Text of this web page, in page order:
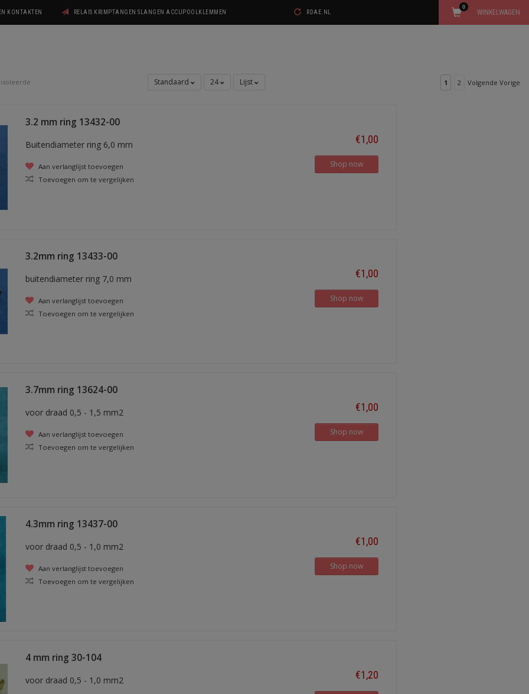
KONTAKTEN RELAIS KRIMPTANGEN SLANGEN ACCUPOOLKLEMMEN RDAE.NL WINKELWAGEN
0
Standaard 24 Lijst 1 2 Volgende Vorige
3.2 mm ring 13432-00
Buitendiameter ring 6,0 mm
Aan verlanglijst toevoegen
Toevoegen om te vergelijken
€1,00
Shop now
3.2mm ring 13433-00
buitendiameter ring 7,0 mm
Aan verlanglijst toevoegen
Toevoegen om te vergelijken
€1,00
Shop now
3.7mm ring 13624-00
voor draad 0,5 - 1,5 mm2
Aan verlanglijst toevoegen
Toevoegen om te vergelijken
€1,00
Shop now
4.3mm ring 13437-00
voor draad 0,5 - 1,0 mm2
Aan verlanglijst toevoegen
Toevoegen om te vergelijken
€1,00
Shop now
4 mm ring 30-104
voor draad 0,5 - 1,0 mm2 €1,20